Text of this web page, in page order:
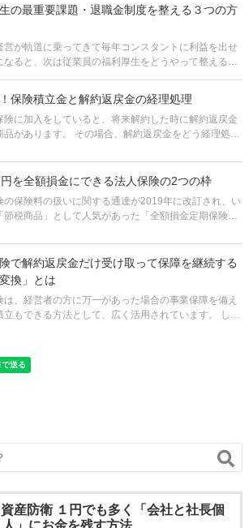
の最重要課題・退職金制度を整える３つの方
営が軌道に乗ってきて毎年コンスタントに利益を出せ
なると、次は従業員の福利厚生をどうやって整えるか
員の老後の生活資金をある程度会社が保障し、老後の
ることなく安心して働いて
保険積立金と解約返戻金の経理処理
険に加入をしていると、将来解約した時に解約返戻金
品があります。 その場合、解約返戻金をどう経理処理
合、将来「解約返戻金」、「満期保険金」、「死亡保
いう形で
を全額損金にできる法人保険の2つの枠
の保険料の扱いに関する通達が2019年に改訂され、い
節税商品」として人気があった「全額損金定期保険」
で80～90%にもなる保険はもう存在しません。 しか
もで解約返戻金だけ受け取って保障を継続する
換」とは
は、経営者の方に万一があった場合の事業保障を備え
立もできる方法として、広く活用されています。 しか
」とい
産防衛 １円でも多く「会社と社長個